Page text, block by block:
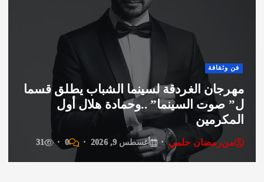
العرب والعالم
سلطنة عٌمان تحقق المركز الثالث عالميا في
جودة الحياة
منرمضان حلمي أغسطس 9, 2026 0
24